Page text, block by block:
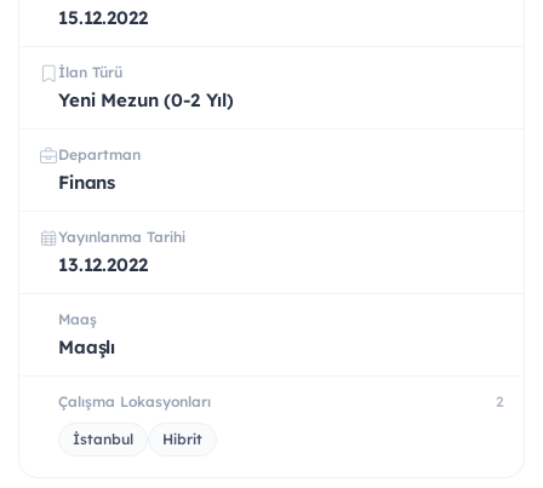
15.12.2022
İlan Türü
Yeni Mezun (0-2 Yıl)
Departman
Finans
Yayınlanma Tarihi
13.12.2022
Maaş
Maaşlı
Çalışma Lokasyonları 2
İstanbul Hibrit